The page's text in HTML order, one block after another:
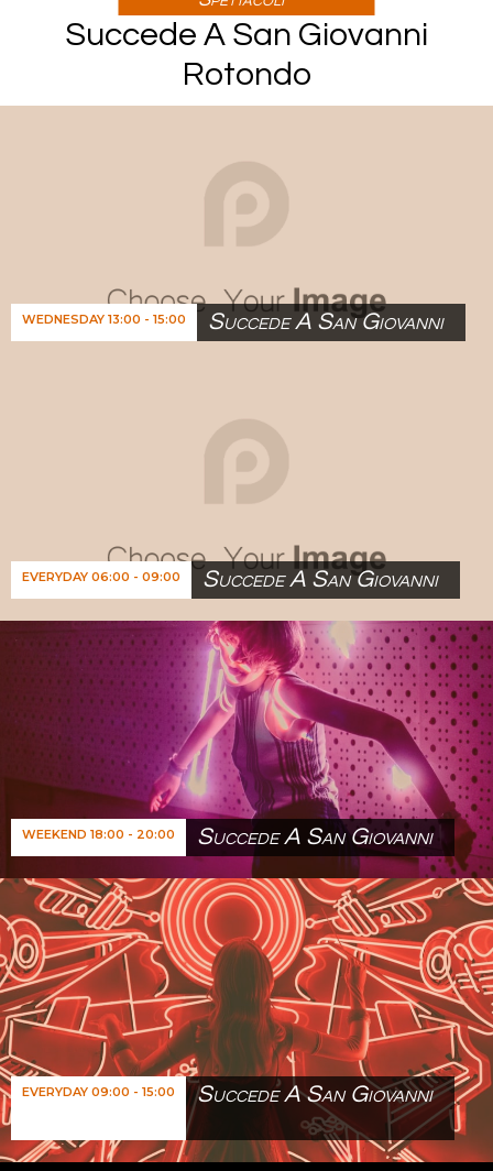
Succede A San Giovanni
Rotondo
WEDNESDAY 13:00 - 15:00 Succede A San Giovanni
EVERYDAY 06:00 - 09:00 Succede A San Giovanni
WEEKEND 18:00 - 20:00 Succede A San Giovanni
EVERYDAY 09:00 - 15:00 Succede A San Giovanni